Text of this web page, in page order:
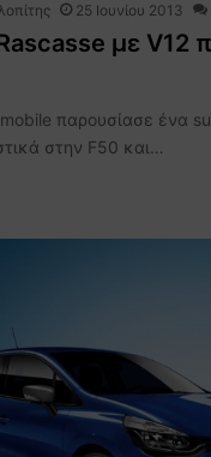
25 Ιουνίου 2013
με V12
παρουσίασε ένα
στην F50 και…